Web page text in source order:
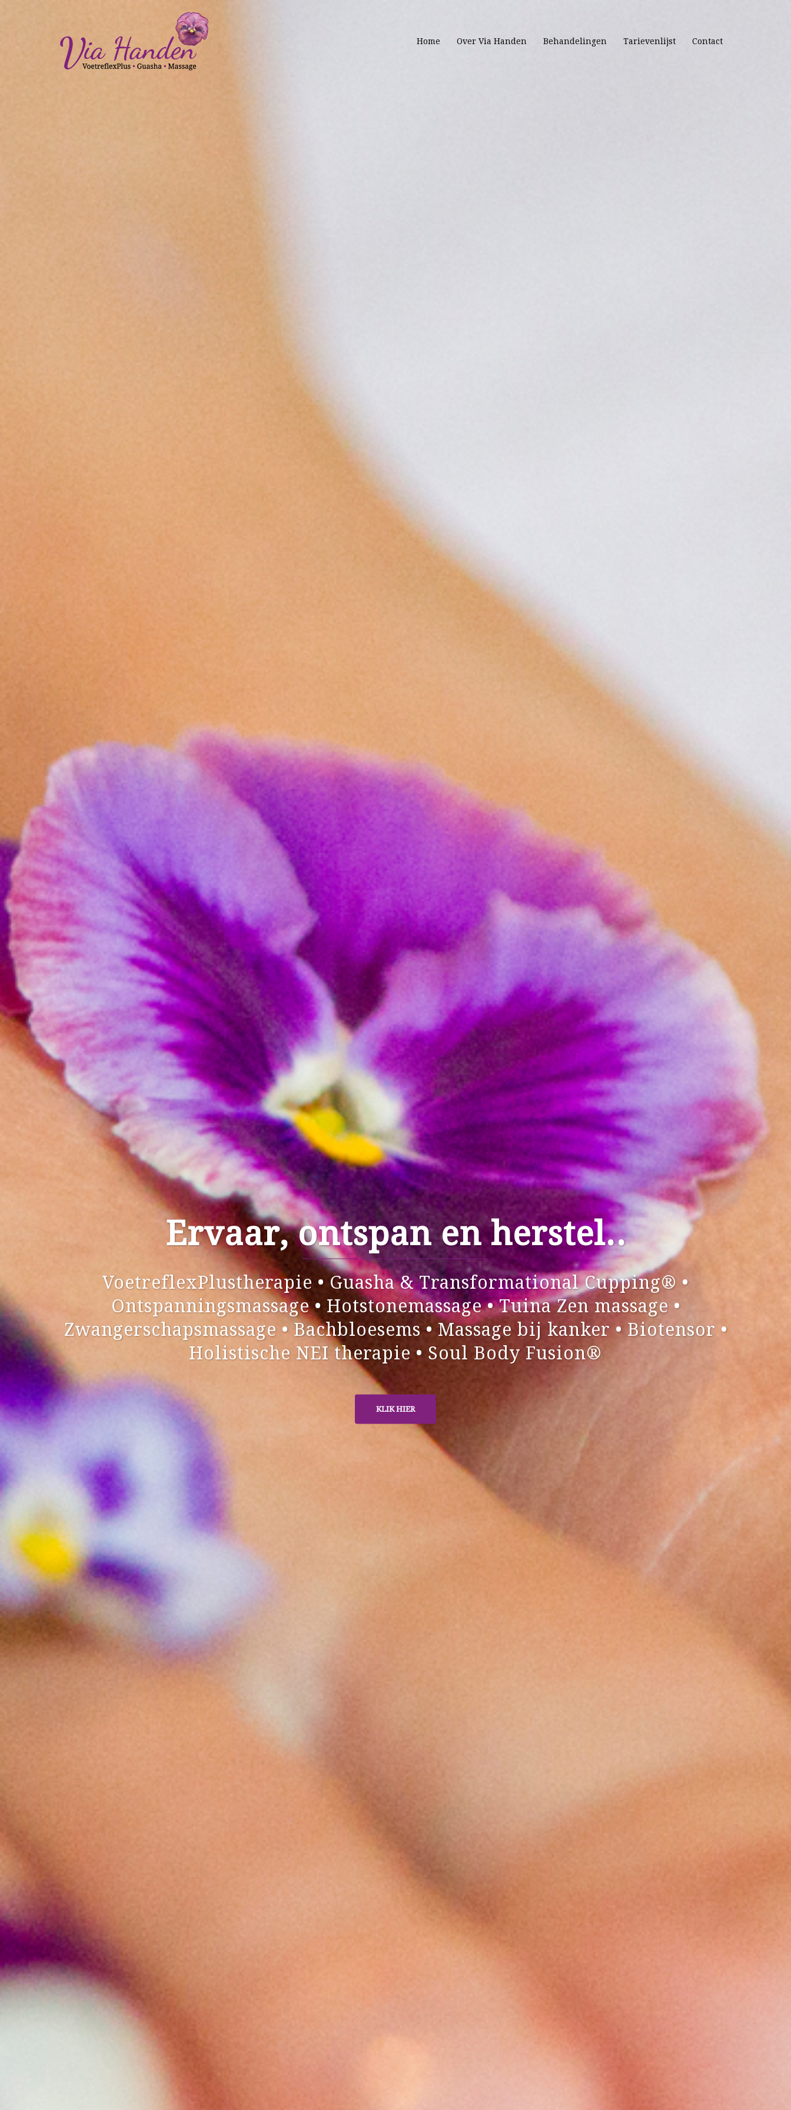
Home Over Via Handen Behandelingen Tarievenlijst Contact
Ervaar, ontspan en herstel..
VoetreflexPlustherapie • Guasha & Transformational Cupping® •
Ontspanningsmassage • Hotstonemassage • Tuina Zen massage •
Zwangerschapsmassage • Bachbloesems • Massage bij kanker • Biotensor •
Holistische NEI therapie • Soul Body Fusion®
KLIK HIER